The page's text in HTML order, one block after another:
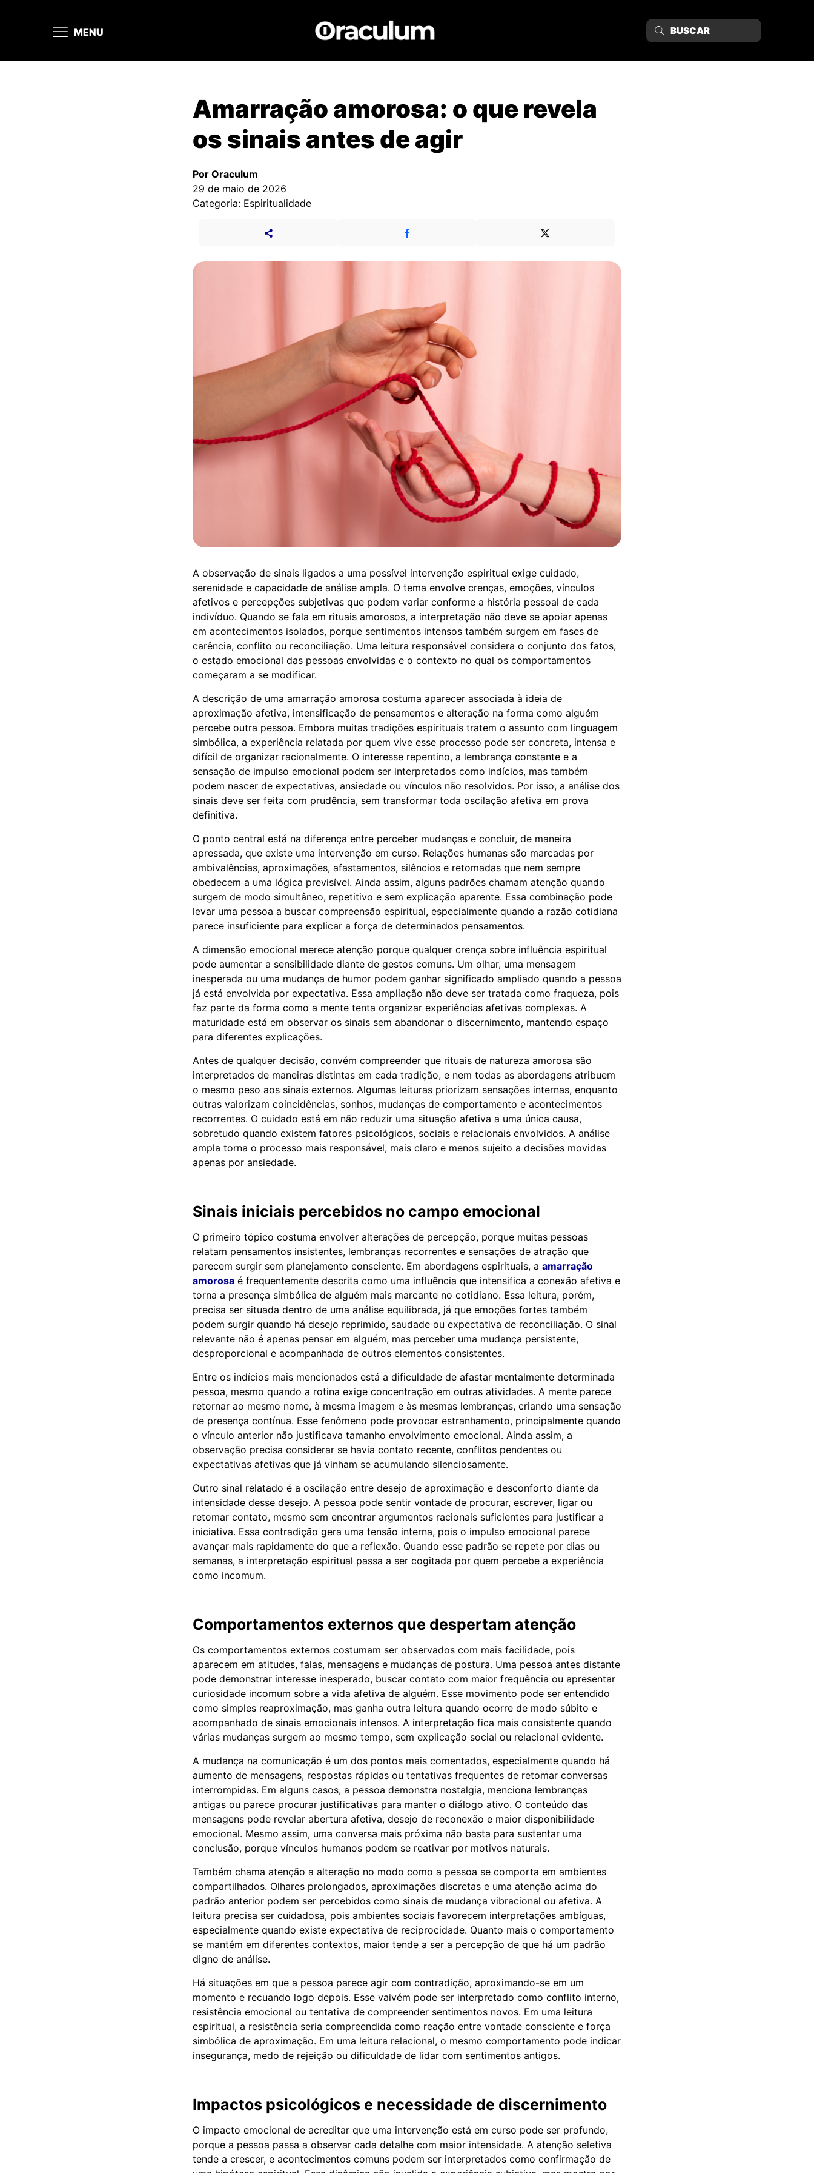
MENU
Amarração amorosa: o que revela
os sinais antes de agir
Por Oraculum
29 de maio de 2026
Categoria: Espiritualidade
A observação de sinais ligados a uma possível intervenção espiritual exige cuidado,
serenidade e capacidade de análise ampla. O tema envolve crenças, emoções, vínculos
afetivos e percepções subjetivas que podem variar conforme a história pessoal de cada
indivíduo. Quando se fala em rituais amorosos, a interpretação não deve se apoiar apenas
em acontecimentos isolados, porque sentimentos intensos também surgem em fases de
carência, conflito ou reconciliação. Uma leitura responsável considera o conjunto dos fatos,
o estado emocional das pessoas envolvidas e o contexto no qual os comportamentos
começaram a se modificar.
A descrição de uma amarração amorosa costuma aparecer associada à ideia de
aproximação afetiva, intensificação de pensamentos e alteração na forma como alguém
percebe outra pessoa. Embora muitas tradições espirituais tratem o assunto com linguagem
simbólica, a experiência relatada por quem vive esse processo pode ser concreta, intensa e
difícil de organizar racionalmente. O interesse repentino, a lembrança constante e a
sensação de impulso emocional podem ser interpretados como indícios, mas também
podem nascer de expectativas, ansiedade ou vínculos não resolvidos. Por isso, a análise dos
sinais deve ser feita com prudência, sem transformar toda oscilação afetiva em prova
definitiva.
O ponto central está na diferença entre perceber mudanças e concluir, de maneira
apressada, que existe uma intervenção em curso. Relações humanas são marcadas por
ambivalências, aproximações, afastamentos, silêncios e retomadas que nem sempre
obedecem a uma lógica previsível. Ainda assim, alguns padrões chamam atenção quando
surgem de modo simultâneo, repetitivo e sem explicação aparente. Essa combinação pode
levar uma pessoa a buscar compreensão espiritual, especialmente quando a razão cotidiana
parece insuficiente para explicar a força de determinados pensamentos.
A dimensão emocional merece atenção porque qualquer crença sobre influência espiritual
pode aumentar a sensibilidade diante de gestos comuns. Um olhar, uma mensagem
inesperada ou uma mudança de humor podem ganhar significado ampliado quando a pessoa
já está envolvida por expectativa. Essa ampliação não deve ser tratada como fraqueza, pois
faz parte da forma como a mente tenta organizar experiências afetivas complexas. A
maturidade está em observar os sinais sem abandonar o discernimento, mantendo espaço
para diferentes explicações.
Antes de qualquer decisão, convém compreender que rituais de natureza amorosa são
interpretados de maneiras distintas em cada tradição, e nem todas as abordagens atribuem
o mesmo peso aos sinais externos. Algumas leituras priorizam sensações internas, enquanto
outras valorizam coincidências, sonhos, mudanças de comportamento e acontecimentos
recorrentes. O cuidado está em não reduzir uma situação afetiva a uma única causa,
sobretudo quando existem fatores psicológicos, sociais e relacionais envolvidos. A análise
ampla torna o processo mais responsável, mais claro e menos sujeito a decisões movidas
apenas por ansiedade.
Sinais iniciais percebidos no campo emocional
O primeiro tópico costuma envolver alterações de percepção, porque muitas pessoas
relatam pensamentos insistentes, lembranças recorrentes e sensações de atração que
parecem surgir sem planejamento consciente. Em abordagens espirituais, a amarração
amorosa é frequentemente descrita como uma influência que intensifica a conexão afetiva e
torna a presença simbólica de alguém mais marcante no cotidiano. Essa leitura, porém,
precisa ser situada dentro de uma análise equilibrada, já que emoções fortes também
podem surgir quando há desejo reprimido, saudade ou expectativa de reconciliação. O sinal
relevante não é apenas pensar em alguém, mas perceber uma mudança persistente,
desproporcional e acompanhada de outros elementos consistentes.
Entre os indícios mais mencionados está a dificuldade de afastar mentalmente determinada
pessoa, mesmo quando a rotina exige concentração em outras atividades. A mente parece
retornar ao mesmo nome, à mesma imagem e às mesmas lembranças, criando uma sensação
de presença contínua. Esse fenômeno pode provocar estranhamento, principalmente quando
o vínculo anterior não justificava tamanho envolvimento emocional. Ainda assim, a
observação precisa considerar se havia contato recente, conflitos pendentes ou
expectativas afetivas que já vinham se acumulando silenciosamente.
Outro sinal relatado é a oscilação entre desejo de aproximação e desconforto diante da
intensidade desse desejo. A pessoa pode sentir vontade de procurar, escrever, ligar ou
retomar contato, mesmo sem encontrar argumentos racionais suficientes para justificar a
iniciativa. Essa contradição gera uma tensão interna, pois o impulso emocional parece
avançar mais rapidamente do que a reflexão. Quando esse padrão se repete por dias ou
semanas, a interpretação espiritual passa a ser cogitada por quem percebe a experiência
como incomum.
Comportamentos externos que despertam atenção
Os comportamentos externos costumam ser observados com mais facilidade, pois
aparecem em atitudes, falas, mensagens e mudanças de postura. Uma pessoa antes distante
pode demonstrar interesse inesperado, buscar contato com maior frequência ou apresentar
curiosidade incomum sobre a vida afetiva de alguém. Esse movimento pode ser entendido
como simples reaproximação, mas ganha outra leitura quando ocorre de modo súbito e
acompanhado de sinais emocionais intensos. A interpretação fica mais consistente quando
várias mudanças surgem ao mesmo tempo, sem explicação social ou relacional evidente.
A mudança na comunicação é um dos pontos mais comentados, especialmente quando há
aumento de mensagens, respostas rápidas ou tentativas frequentes de retomar conversas
interrompidas. Em alguns casos, a pessoa demonstra nostalgia, menciona lembranças
antigas ou parece procurar justificativas para manter o diálogo ativo. O conteúdo das
mensagens pode revelar abertura afetiva, desejo de reconexão e maior disponibilidade
emocional. Mesmo assim, uma conversa mais próxima não basta para sustentar uma
conclusão, porque vínculos humanos podem se reativar por motivos naturais.
Também chama atenção a alteração no modo como a pessoa se comporta em ambientes
compartilhados. Olhares prolongados, aproximações discretas e uma atenção acima do
padrão anterior podem ser percebidos como sinais de mudança vibracional ou afetiva. A
leitura precisa ser cuidadosa, pois ambientes sociais favorecem interpretações ambíguas,
especialmente quando existe expectativa de reciprocidade. Quanto mais o comportamento
se mantém em diferentes contextos, maior tende a ser a percepção de que há um padrão
digno de análise.
Há situações em que a pessoa parece agir com contradição, aproximando-se em um
momento e recuando logo depois. Esse vaivém pode ser interpretado como conflito interno,
resistência emocional ou tentativa de compreender sentimentos novos. Em uma leitura
espiritual, a resistência seria compreendida como reação entre vontade consciente e força
simbólica de aproximação. Em uma leitura relacional, o mesmo comportamento pode indicar
insegurança, medo de rejeição ou dificuldade de lidar com sentimentos antigos.
Impactos psicológicos e necessidade de discernimento
O impacto emocional de acreditar que uma intervenção está em curso pode ser profundo,
porque a pessoa passa a observar cada detalhe com maior intensidade. A atenção seletiva
tende a crescer, e acontecimentos comuns podem ser interpretados como confirmação de